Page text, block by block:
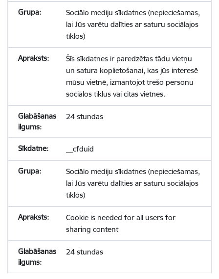
Sociālo mediju sīkdatnes (nepieciešamas,
lai Jūs varētu dalīties ar saturu sociālajos
tīklos)
Šīs sīkdatnes ir paredzētas tādu vietņu
un satura koplietošanai, kas jūs interesē
mūsu vietnē, izmantojot trešo personu
sociālos tīklus vai citas vietnes.
24 stundas
__cfduid
Sociālo mediju sīkdatnes (nepieciešamas,
lai Jūs varētu dalīties ar saturu sociālajos
tīklos)
Cookie is needed for all users for
sharing content
24 stundas